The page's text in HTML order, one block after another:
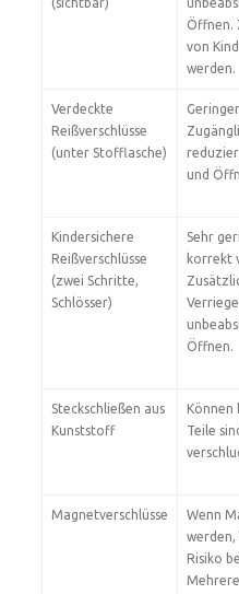
Öffnen.
von
werden.
Verdeckte
Reißverschlüsse
(unter Stofflasche)
und
Kindersichere
Reißverschlüsse
(zwei Schritte,
Schlösser)
Sehr
korrekt
Öffnen.
Steckschließen aus
Kunststoff
Können
Teile
Magnetverschlüsse
Wenn
werden,
Risiko